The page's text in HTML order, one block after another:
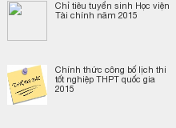
Chỉ tiêu tuyển sinh Học viện
Tài chính năm 2015
Chính thức công bố lịch thi
tốt nghiệp THPT quốc gia
2015